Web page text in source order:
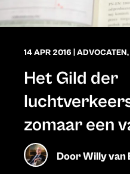
14 APR 2016 ADVOCATEN,
Het Gild der
zomaar een
DoorWilly van